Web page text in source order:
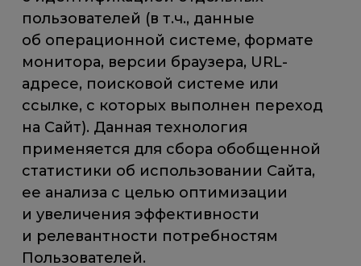
пользователей (в т.ч., данные
об операционной системе, формате
монитора, версии браузера, URL-
адресе, поисковой системе или
ссылке, с которых выполнен переход
на Сайт). Данная технология
применяется для сбора обобщенной
статистики об использовании Сайта,
ее анализа с целью оптимизации
и увеличения эффективности
и релевантности потребностям
Пользователей.